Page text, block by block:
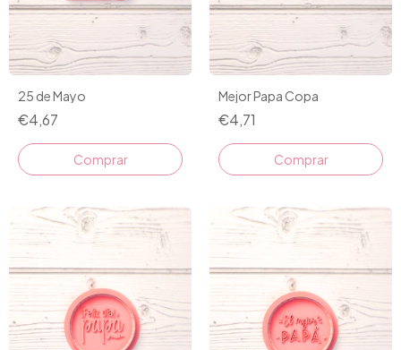
25 de Mayo
€4,67
Comprar
Mejor Papa Copa
€4,71
Comprar